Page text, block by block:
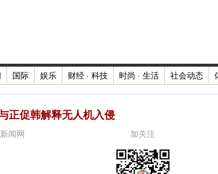
国际 娱乐 财经 · 科技 时尚 · 生活 社会动态
正促韩解释无人机入侵
闻网 加关注